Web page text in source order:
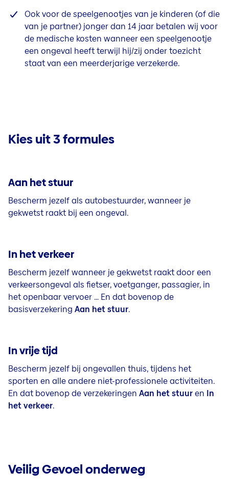
Ook voor de speelgenootjes van je kinderen (of die
van je partner) jonger dan 14 jaar betalen wij voor
de medische kosten wanneer een speelgenootje
een ongeval heeft terwijl hij/zij onder toezicht
staat van een meerderjarige verzekerde.
Kies uit 3 formules
Aan het stuur
Bescherm jezelf als autobestuurder, wanneer je
gekwetst raakt bij een ongeval.
In het verkeer
Bescherm jezelf wanneer je gekwetst raakt door een
verkeersongeval als fietser, voetganger, passagier, in
het openbaar vervoer … En dat bovenop de
basisverzekering Aan het stuur.
In vrije tijd
Bescherm jezelf bij ongevallen thuis, tijdens het
sporten en alle andere niet-professionele activiteiten.
En dat bovenop de verzekeringen Aan het stuuren In
het verkeer.
Veilig Gevoel onderweg